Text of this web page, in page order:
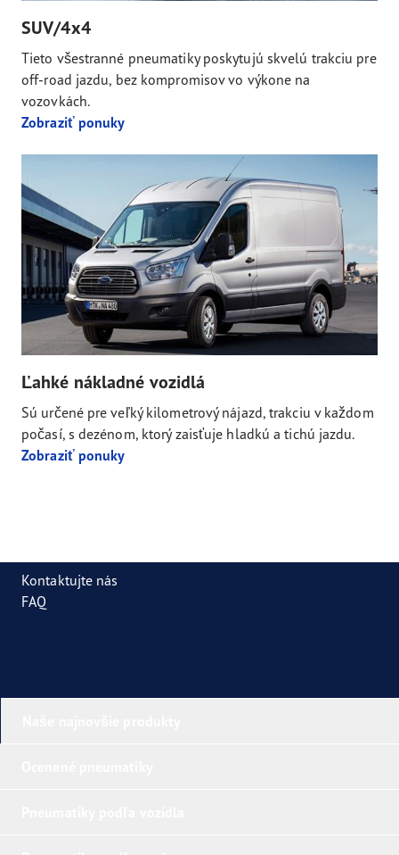
SUV/4x4
Tieto všestranné pneumatiky poskytujú skvelú trakciu pre
off-road jazdu, bez kompromisov vo výkone na
vozovkách.
Zobraziť ponuky
Ľahké nákladné vozidlá
Sú určené pre veľký kilometrový nájazd, trakciu v každom
počasí, s dezénom, ktorý zaisťuje hladkú a tichú jazdu.
Zobraziť ponuky
Kontaktujte nás
FAQ